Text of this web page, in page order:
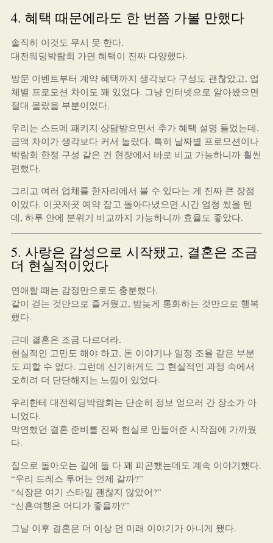
4. 혜택 때문에라도 한 번쯤 가볼 만했다
솔직히 이것도 무시 못 한다.
대전웨딩박람회 가면 혜택이 진짜 다양했다.
방문 이벤트부터 계약 혜택까지 생각보다 구성도 괜찮았고, 업
체별 프로모션 차이도 꽤 있었다. 그냥 인터넷으로 알아봤으면
절대 몰랐을 부분이었다.
우리는 스드메 패키지 상담받으면서 추가 혜택 설명 들었는데,
금액 차이가 생각보다 커서 놀랐다. 특히 날짜별 프로모션이나
박람회 한정 구성 같은 건 현장에서 바로 비교 가능하니까 훨씬
편했다.
그리고 여러 업체를 한자리에서 볼 수 있다는 게 진짜 큰 장점
이었다. 이곳저곳 예약 잡고 돌아다녔으면 시간 엄청 썼을 텐
데, 하루 안에 분위기 비교까지 가능하니까 효율도 좋았다.
5. 사랑은 감성으로 시작됐고, 결혼은 조금
더 현실적이었다
연애할 때는 감정만으로도 충분했다.
같이 걷는 것만으로 즐거웠고, 밤늦게 통화하는 것만으로 행복
했다.
근데 결혼은 조금 다르더라.
현실적인 고민도 해야 하고, 돈 이야기나 일정 조율 같은 부분
도 피할 수 없다. 그런데 신기하게도 그 현실적인 과정 속에서
오히려 더 단단해지는 느낌이 있었다.
우리한테 대전웨딩박람회는 단순히 정보 얻으러 간 장소가 아
니었다.
막연했던 결혼 준비를 진짜 현실로 만들어준 시작점에 가까웠
다.
집으로 돌아오는 길에 둘 다 꽤 피곤했는데도 계속 이야기했다.
“우리 드레스 투어는 언제 갈까?”
“식장은 여기 스타일 괜찮지 않았어?”
“신혼여행은 어디가 좋을까?”
그날 이후 결혼은 더 이상 먼 미래 이야기가 아니게 됐다.